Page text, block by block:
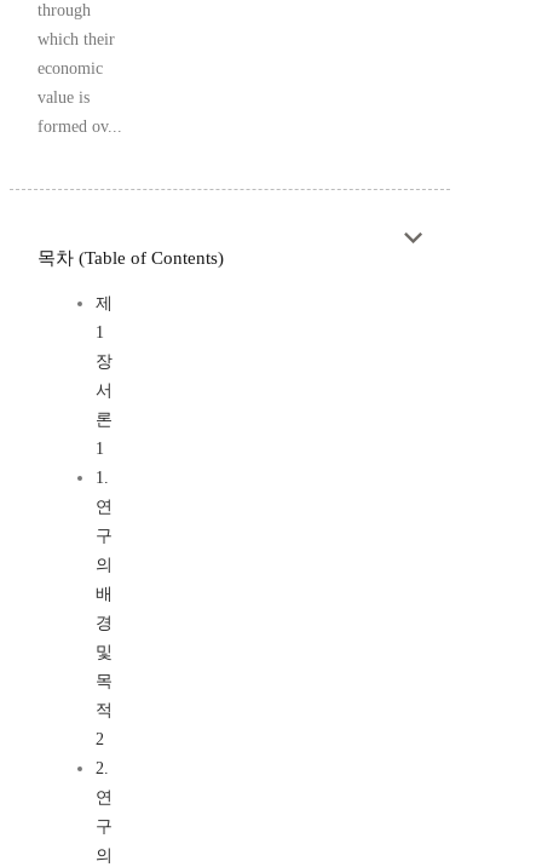
through
which their
economic
value is
formed ov...
목차 (Table of Contents)
제
1
장
서
론
1
1.
연
구
의
배
경
및
목
적
2
2.
연
구
의